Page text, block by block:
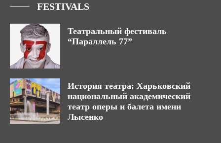
FESTIVALS
Театральный фестиваль
“Параллель 77”
История театра: Харьковский
национальный академический
театр оперы и балета имени
Лысенко